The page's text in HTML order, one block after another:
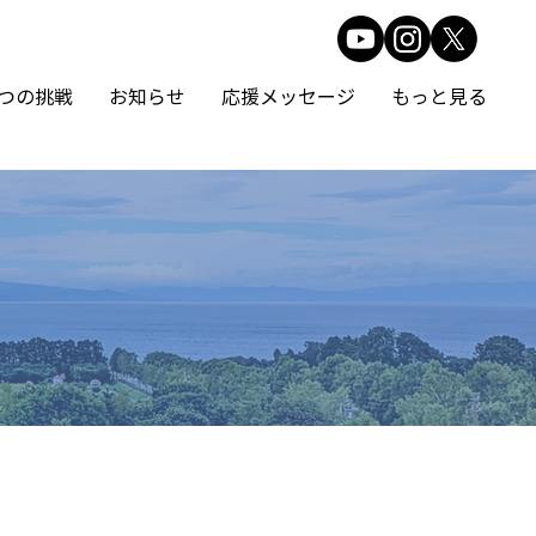
の挑戦 お知らせ 応援メッセージ もっと見る